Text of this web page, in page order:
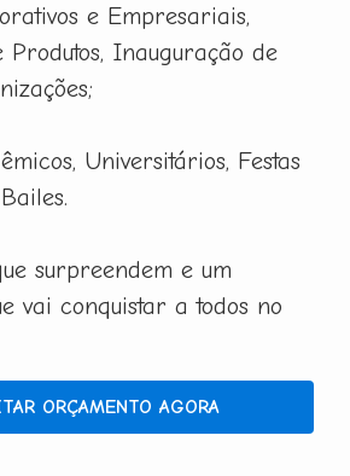
e Empresariais,
Produtos, Inauguração de
Universitários, Festas
surpreendem e um
vai conquistar a todos no
ORÇAMENTO AGORA